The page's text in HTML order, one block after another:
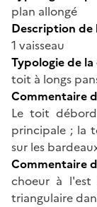
plan allongé
Description
1 vaisseau
Typologie de
toit à longs
Commentaire
Le toit
principale ; la
sur les
Commentaire
choeur à l'est
triangulaire